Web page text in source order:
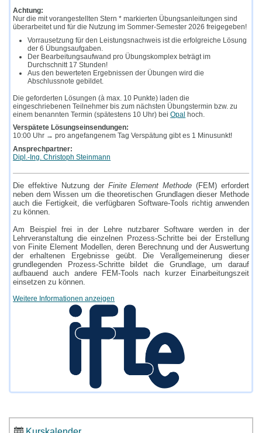
Achtung:
Nur die mit vorangestellten Stern * markierten Übungsanleitungen sind
überarbeitet und für die Nutzung im Sommer-Semester 2026 freigegeben!
Vorrausetzung für den Leistungsnachweis ist die erfolgreiche Lösung
der 6 Übungsaufgaben.
Der Bearbeitungsaufwand pro Übungskomplex beträgt im
Durchschnitt 17 Stunden!
Aus den bewerteten Ergebnissen der Übungen wird die
Abschlussnote gebildet.
Die geforderten Lösungen (à max. 10 Punkte) laden die
eingeschriebenen Teilnehmer bis zum nächsten Übungstermin bzw. zu
einem benannten Termin (spätestens 10 Uhr) beiOpal hoch.
Verspätete Lösungseinsendungen:
10:00 Uhr → pro angefangenem Tag Verspätung gibt es 1 Minusunkt!
Ansprechpartner:
Dipl.-Ing. Christoph Steinmann
Die effektive Nutzung der Finite Element Methode (FEM) erfordert
neben dem Wissen um die theoretischen Grundlagen dieser Methode
auch die Fertigkeit, die verfügbaren Software-Tools richtig anwenden
zu können.
Am Beispiel frei in der Lehre nutzbarer Software werden in der
Lehrveranstaltung die einzelnen Prozess-Schritte bei der Erstellung
von Finite Element Modellen, deren Berechnung und der Auswertung
der erhaltenen Ergebnisse geübt. Die Verallgemeinerung dieser
grundlegenden Prozess-Schritte bildet die Grundlage, um darauf
aufbauend auch andere FEM-Tools nach kurzer Einarbeitungszeit
einsetzen zu können.
Weitere Informationen anzeigen